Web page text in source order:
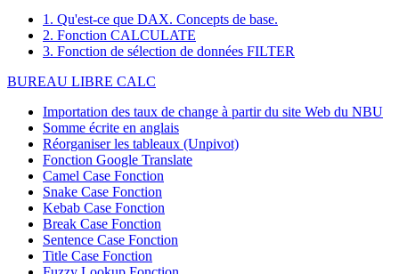
1. Qu'est-ce que DAX. Concepts de base.
2. Fonction CALCULATE
3. Fonction de sélection de données FILTER
BUREAU LIBRE CALC
Importation des taux de change à partir du site Web du NBU
Somme écrite en anglais
Réorganiser les tableaux (Unpivot)
Fonction Google Translate
Camel Case Fonction
Snake Case Fonction
Kebab Case Fonction
Break Case Fonction
Sentence Case Fonction
Title Case Fonction